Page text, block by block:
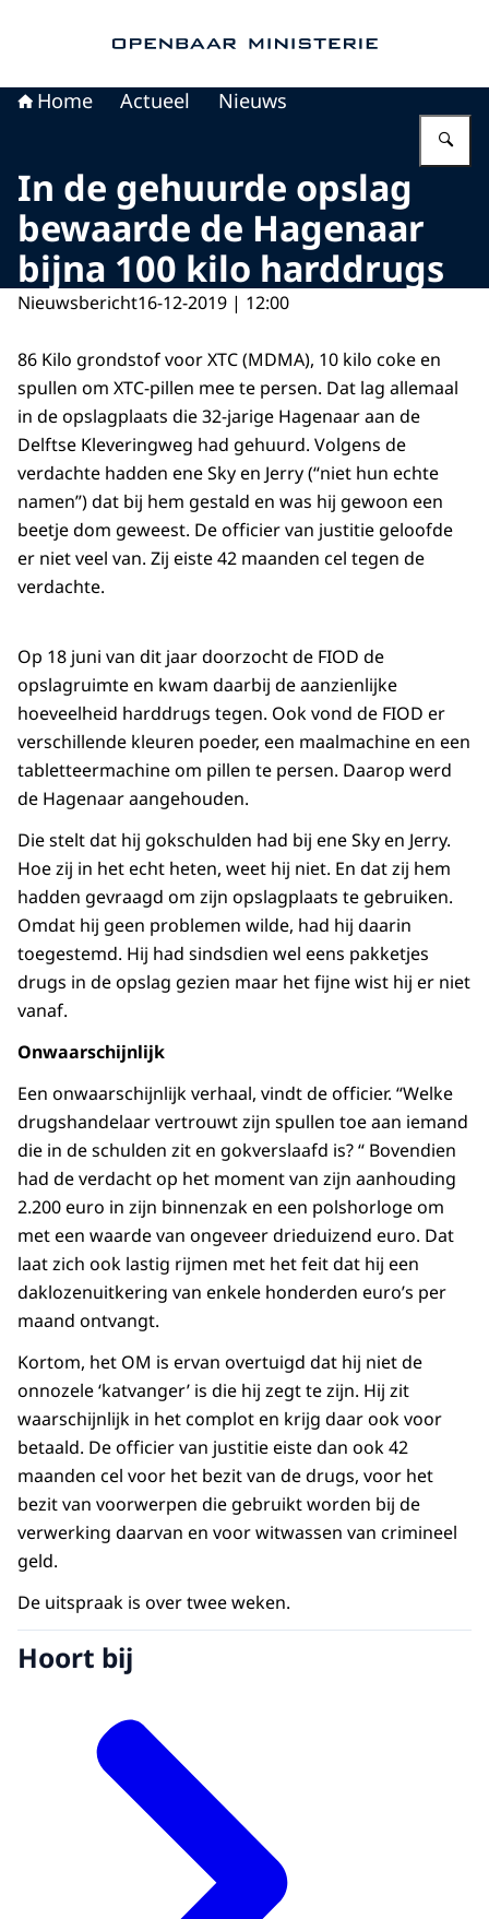
Home Actueel Nieuws
In de gehuurde opslag
bewaarde de Hagenaar
bijna 100 kilo harddrugs
Nieuwsbericht16-12-2019 | 12:00
86 Kilo grondstof voor XTC (MDMA), 10 kilo coke en
spullen om XTC-pillen mee te persen. Dat lag allemaal
in de opslagplaats die 32-jarige Hagenaar aan de
Delftse Kleveringweg had gehuurd. Volgens de
verdachte hadden ene Sky en Jerry (“niet hun echte
namen”) dat bij hem gestald en was hij gewoon een
beetje dom geweest. De officier van justitie geloofde
er niet veel van. Zij eiste 42 maanden cel tegen de
verdachte.
Op 18 juni van dit jaar doorzocht de FIOD de
opslagruimte en kwam daarbij de aanzienlijke
hoeveelheid harddrugs tegen. Ook vond de FIOD er
verschillende kleuren poeder, een maalmachine en een
tabletteermachine om pillen te persen. Daarop werd
de Hagenaar aangehouden.
Die stelt dat hij gokschulden had bij ene Sky en Jerry.
Hoe zij in het echt heten, weet hij niet. En dat zij hem
hadden gevraagd om zijn opslagplaats te gebruiken.
Omdat hij geen problemen wilde, had hij daarin
toegestemd. Hij had sindsdien wel eens pakketjes
drugs in de opslag gezien maar het fijne wist hij er niet
vanaf.
Onwaarschijnlijk
Een onwaarschijnlijk verhaal, vindt de officier. “Welke
drugshandelaar vertrouwt zijn spullen toe aan iemand
die in de schulden zit en gokverslaafd is? “ Bovendien
had de verdacht op het moment van zijn aanhouding
2.200 euro in zijn binnenzak en een polshorloge om
met een waarde van ongeveer drieduizend euro. Dat
laat zich ook lastig rijmen met het feit dat hij een
daklozenuitkering van enkele honderden euro’s per
maand ontvangt.
Kortom, het OM is ervan overtuigd dat hij niet de
onnozele ‘katvanger’ is die hij zegt te zijn. Hij zit
waarschijnlijk in het complot en krijg daar ook voor
betaald. De officier van justitie eiste dan ook 42
maanden cel voor het bezit van de drugs, voor het
bezit van voorwerpen die gebruikt worden bij de
verwerking daarvan en voor witwassen van crimineel
geld.
De uitspraak is over twee weken.
Hoort bij